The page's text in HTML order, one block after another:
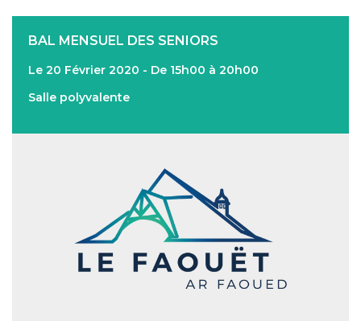
BAL MENSUEL DES SENIORS
Le 20 Février 2020 - De 15h00 à 20h00
Salle polyvalente